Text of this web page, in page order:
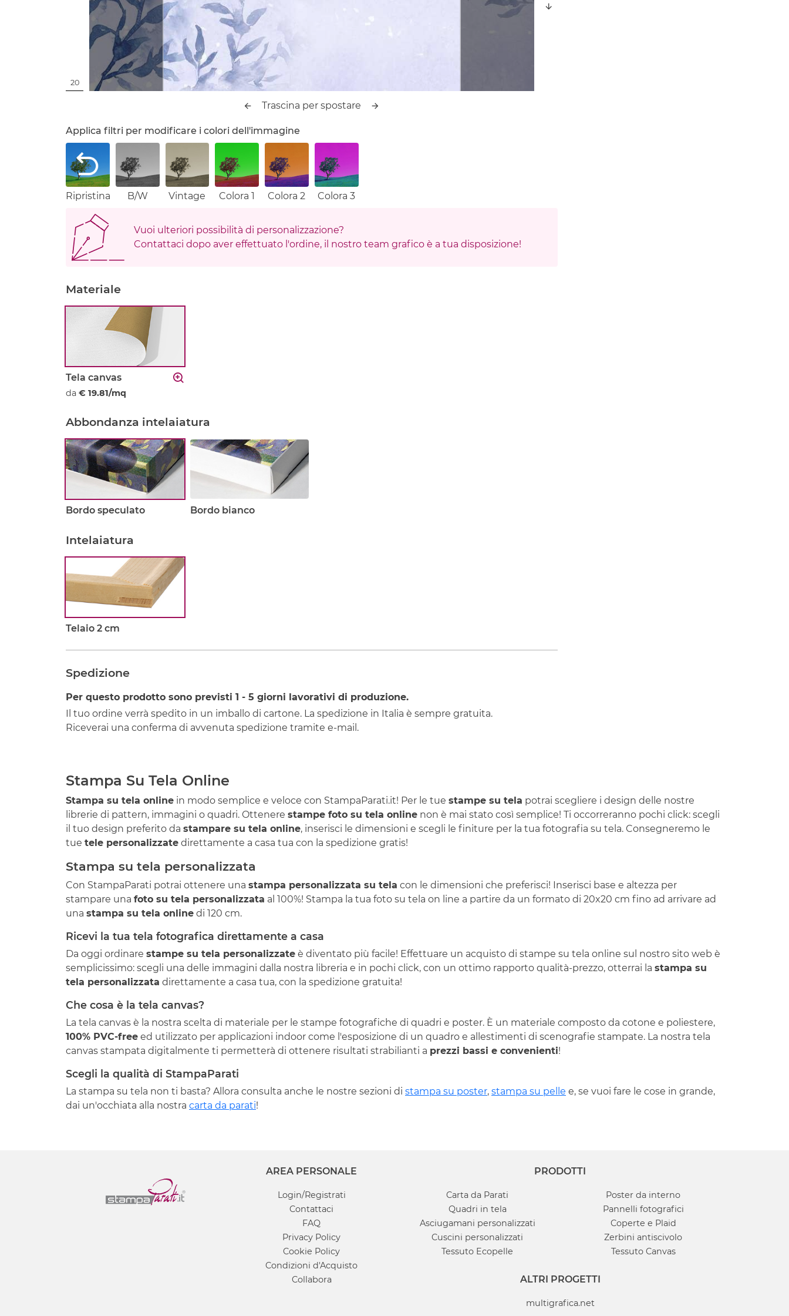
20
Trascina per spostare
Applica filtri per modificare i colori dell'immagine
Ripristina B/W Vintage Colora 1 Colora 2 Colora 3
Vuoi ulteriori possibilità di personalizzazione?
Contattaci dopo aver effettuato l'ordine, il nostro team grafico è a tua disposizione!
Materiale
Tela canvas
da € 19.81/mq
Abbondanza intelaiatura
Bordo speculato Bordo bianco
Intelaiatura
Telaio 2 cm
Spedizione
Per questo prodotto sono previsti 1 - 5 giorni lavorativi di produzione.
Il tuo ordine verrà spedito in un imballo di cartone. La spedizione in Italia è sempre gratuita.
Riceverai una conferma di avvenuta spedizione tramite e-mail.
Stampa Su Tela Online
Stampa su tela online in modo semplice e veloce con StampaParati.it! Per le tue stampe su tela potrai scegliere i design delle nostre
librerie di pattern, immagini o quadri. Ottenere stampe foto su tela online non è mai stato così semplice! Ti occorreranno pochi click: scegli
il tuo design preferito da stampare su tela online, inserisci le dimensioni e scegli le finiture per la tua fotografia su tela. Consegneremo le
tue tele personalizzate direttamente a casa tua con la spedizione gratis!
Stampa su tela personalizzata
Con StampaParati potrai ottenere una stampa personalizzata su tela con le dimensioni che preferisci! Inserisci base e altezza per
stampare una foto su tela personalizzata al 100%! Stampa la tua foto su tela on line a partire da un formato di 20x20 cm fino ad arrivare ad
una stampa su tela online di 120 cm.
Ricevi la tua tela fotografica direttamente a casa
Da oggi ordinare stampe su tela personalizzate è diventato più facile! Effettuare un acquisto di stampe su tela online sul nostro sito web è
semplicissimo: scegli una delle immagini dalla nostra libreria e in pochi click, con un ottimo rapporto qualità-prezzo, otterrai la stampa su
tela personalizzata direttamente a casa tua, con la spedizione gratuita!
Che cosa è la tela canvas?
La tela canvas è la nostra scelta di materiale per le stampe fotografiche di quadri e poster. È un materiale composto da cotone e poliestere,
100% PVC-free ed utilizzato per applicazioni indoor come l'esposizione di un quadro e allestimenti di scenografie stampate. La nostra tela
canvas stampata digitalmente ti permetterà di ottenere risultati strabilianti a prezzi bassi e convenienti!
Scegli la qualità di StampaParati
La stampa su tela non ti basta? Allora consulta anche le nostre sezioni di stampa su poster, stampa su pelle e, se vuoi fare le cose in grande,
dai un'occhiata alla nostra carta da parati!
AREA PERSONALE
Login/Registrati
Contattaci
FAQ
Privacy Policy
Cookie Policy
Condizioni d'Acquisto
Collabora
PRODOTTI
Carta da Parati
Poster da interno
Quadri in tela
Pannelli fotografici
Asciugamani personalizzati
Coperte e Plaid
Cuscini personalizzati
Zerbini antiscivolo
Tessuto Ecopelle
Tessuto Canvas
ALTRI PROGETTI
multigrafica.net